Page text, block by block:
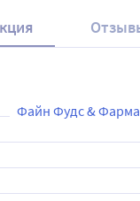
Файн Фудс &